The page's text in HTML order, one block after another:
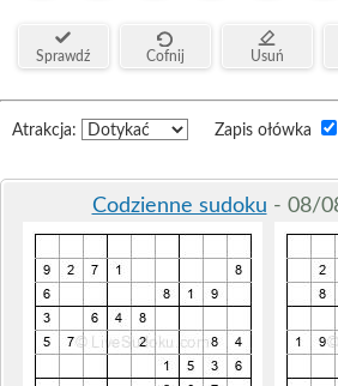
Sprawdź Cofnij Usuń
Atrakcja: Zapis ołówka
Codzienne sudoku - 08/